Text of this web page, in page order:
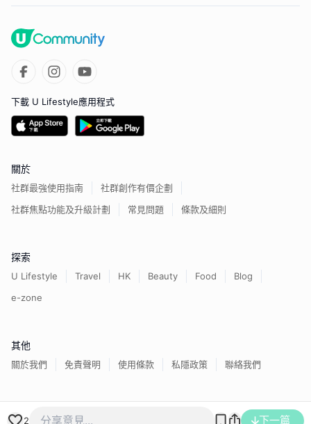
2 下一篇
下載 U Lifestyle應用程式
關於
社群最強使用指南
社群創作有價企劃
社群焦點功能及升級計劃
常見問題 條款及細則
探索
U Lifestyle Travel HK Beauty Food
Blog
e-zone
其他
關於我們 免責聲明 使用條款 私隱政策 聯絡我們
香港經濟日報版權所有©